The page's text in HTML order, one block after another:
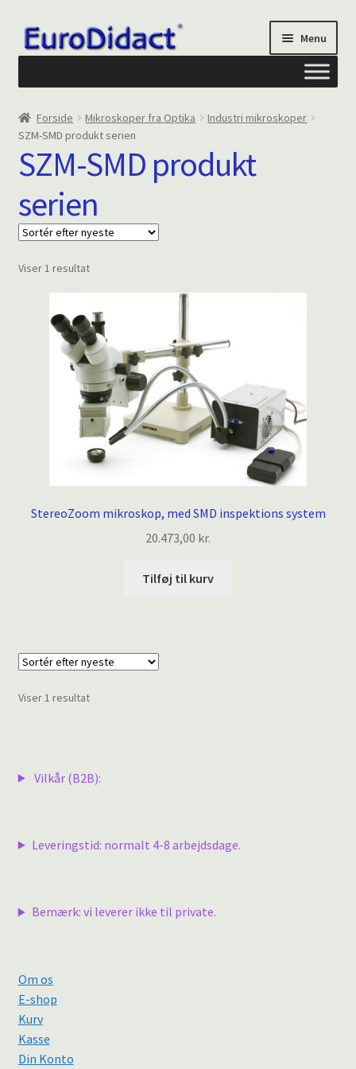
Spring
til
Spring
til
Menu
Om os
Privatliv og cookies
Kontakt formular
Din Konto
Forside Mikroskoper fra Optika
Industri mikroskoper
SZM-SMD produkt serien
SZM-SMD produkt
serien
Viser 1 resultat
StereoZoom mikroskop, med SMD inspektions system
20.473,00 kr.
Tilføj til kurv
Viser 1 resultat
Vilkår (B2B):
Leveringstid: normalt 4-8 arbejdsdage.
Bemærk: vi leverer ikke til private.
Om os
E-shop
Kurv
Kasse
Din Konto